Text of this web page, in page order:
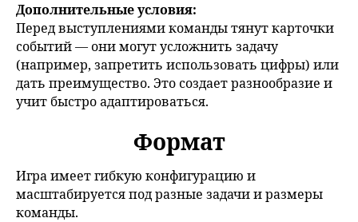
Дополнительные условия:
Перед выступлениями команды тянут карточки
событий — они могут усложнить задачу
(например, запретить использовать цифры) или
дать преимущество. Это создает разнообразие и
учит быстро адаптироваться.
Формат
Игра имеет гибкую конфигурацию и
масштабируется под разные задачи и размеры
команды.